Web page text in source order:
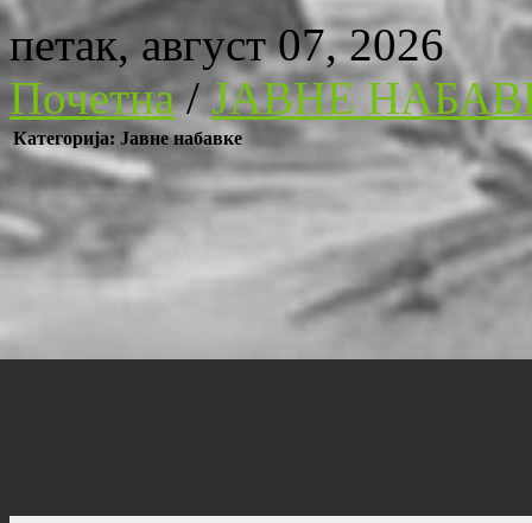
петак, август 07, 2026
Почетна/ЈАВНЕ
Категорија: Јавне набавке